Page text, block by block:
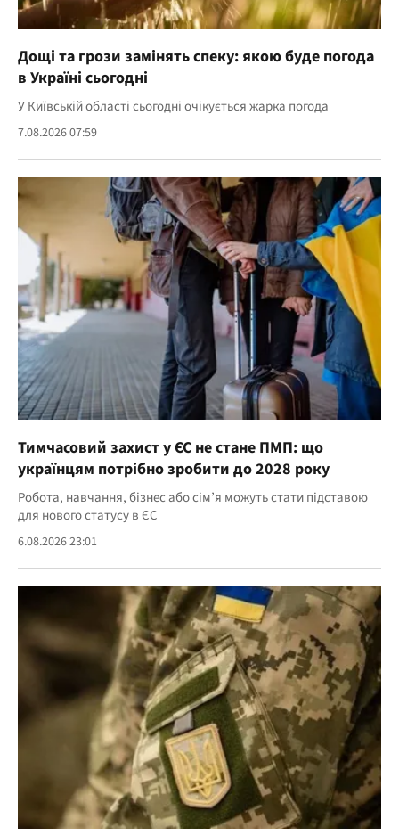
Дощі та грози замінять спеку: якою буде погода
в Україні сьогодні
У Київській області сьогодні очікується жарка погода
7.08.2026 07:59
Тимчасовий захист у ЄС не стане ПМП: що
українцям потрібно зробити до 2028 року
Робота, навчання, бізнес або сім’я можуть стати підставою
для нового статусу в ЄС
6.08.2026 23:01